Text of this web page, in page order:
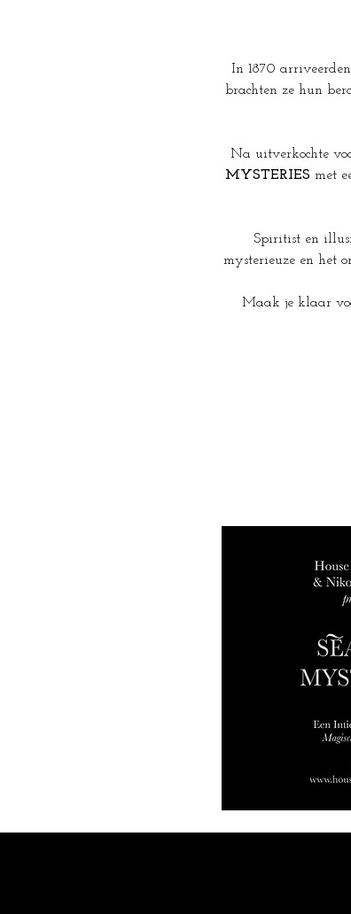
In 1870
brachten ze hun
Na uitverkochte
MYSTERIES met
Spiritist en
mysterieuze en het
Maak je klaar